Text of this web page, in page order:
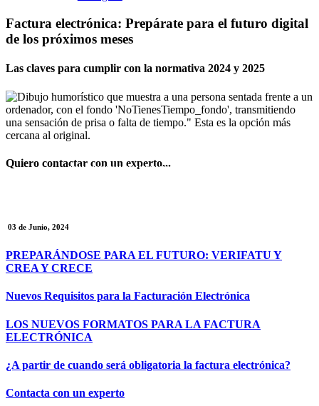
Factura electrónica: Prepárate para el futuro digital
de los próximos meses
Las claves para cumplir con la normativa 2024 y 2025
Quiero contactar con un experto...
03 de Junio, 2024
PREPARÁNDOSE PARA EL FUTURO: VERIFATU Y
CREA Y CRECE
Nuevos Requisitos para la Facturación Electrónica
LOS NUEVOS FORMATOS PARA LA FACTURA
ELECTRÓNICA
¿A partir de cuando será obligatoria la factura electrónica?
Contacta con un experto